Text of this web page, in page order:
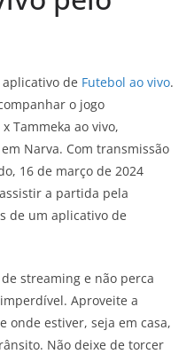
de Futebol ao vivo.
o jogo
Tammeka ao vivo,
Narva. Com transmissão
16 de março de 2024
a partida pela
de um aplicativo de
streaming e não perca
Aproveite a
onde estiver, seja em casa,
Não deixe de torcer